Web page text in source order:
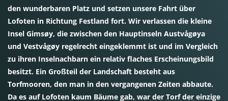
den wunderbaren Platz und setzen unsere Fahrt über
Lofoten in Richtung Festland fort. Wir verlassen die kleine
Insel Gimsøy, die zwischen den Hauptinseln Austvågøya
und Vestvågøy regelrecht eingeklemmt ist und im Vergleich
zu ihren Inselnachbarn ein relativ flaches Erscheinungsbild
besitzt. Ein Großteil der Landschaft besteht aus
Torfmooren, den man in den vergangenen Zeiten abbaute.
Da es auf Lofoten kaum Bäume gab, war der Torf der einzige